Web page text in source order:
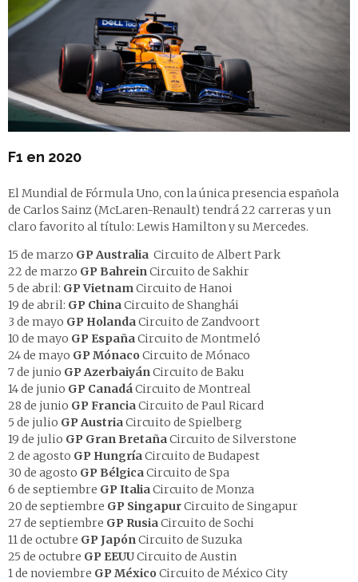
F1 en 2020
El Mundial de Fórmula Uno, con la única presencia española
de Carlos Sainz (McLaren-Renault) tendrá 22 carreras y un
claro favorito al título: Lewis Hamilton y su Mercedes.
15 de marzo GP Australia Circuito de Albert Park
22 de marzo GP BahreinCircuito de Sakhir
5 de abril: GPVietnamCircuito de Hanoi
19 de abril: GP ChinaCircuito de Shanghái
3 de mayo GP HolandaCircuito de Zandvoort
10 de mayo GP EspañaCircuito de Montmeló
24 de mayo GP Mónaco Circuito de Mónaco
7 de junio GPAzerbaiyánCircuito de Baku
14 de junio GP CanadáCircuito de Montreal
28 de junio GP FranciaCircuito de Paul Ricard
5 de julio GP AustriaCircuito de Spielberg
19 de julio GP Gran BretañaCircuito de Silverstone
2 de agosto GP HungríaCircuito de Budapest
30 de agosto GP BélgicaCircuito de Spa
6 de septiembre GP ItaliaCircuito de Monza
20 de septiembre GP SingapurCircuito de Singapur
27 de septiembre GP RusiaCircuito de Sochi
11 de octubre GP JapónCircuito de Suzuka
25 de octubre GP EEUUCircuito de Austin
1 de noviembre GP México Circuito de México City